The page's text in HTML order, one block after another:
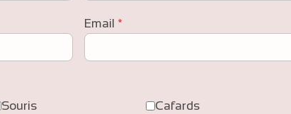
Email *
Souris Cafards